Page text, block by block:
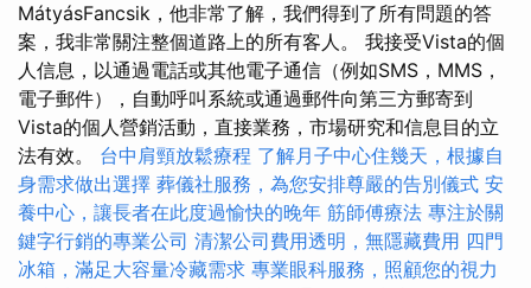
MátyásFancsik，他非常了解，我們得到了所有問題的答
案，我非常關注整個道路上的所有客人。 我接受Vista的個
人信息，以通過電話或其他電子通信（例如SMS，MMS，
電子郵件），自動呼叫系統或通過郵件向第三方郵寄到
Vista的個人營銷活動，直接業務，市場研究和信息目的立
法有效。 台中肩頸放鬆療程 了解月子中心住幾天，根據自
身需求做出選擇 葬儀社服務，為您安排尊嚴的告別儀式 安
養中心，讓長者在此度過愉快的晚年 筋師傅療法 專注於關
鍵字行銷的專業公司 清潔公司費用透明，無隱藏費用 四門
冰箱，滿足大容量冷藏需求 專業眼科服務，照顧您的視力